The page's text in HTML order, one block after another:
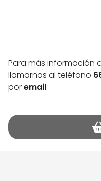
Para más información
llamarnos al teléfono
poremail.